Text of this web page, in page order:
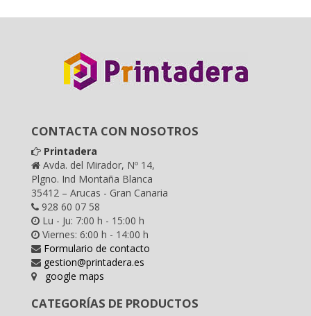
CONTACTA CON NOSOTROS
Printadera
Avda. del Mirador, Nº 14,
Plgno. Ind Montaña Blanca
35412 – Arucas - Gran Canaria
928 60 07 58
Lu - Ju: 7:00 h - 15:00 h
Viernes: 6:00 h - 14:00 h
Formulario de contacto
gestion@printadera.es
google maps
CATEGORÍAS DE PRODUCTOS